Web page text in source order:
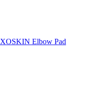
Elbow Pad